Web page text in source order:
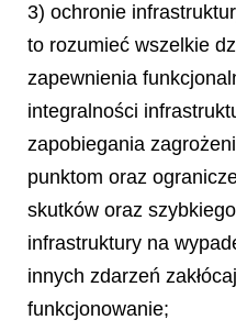
3) ochronie
to rozumieć wszelkie
zapewnienia
integralności
zapobiegania
punktom oraz
skutków oraz
infrastruktury na
innych zdarzeń
funkcjonowanie;